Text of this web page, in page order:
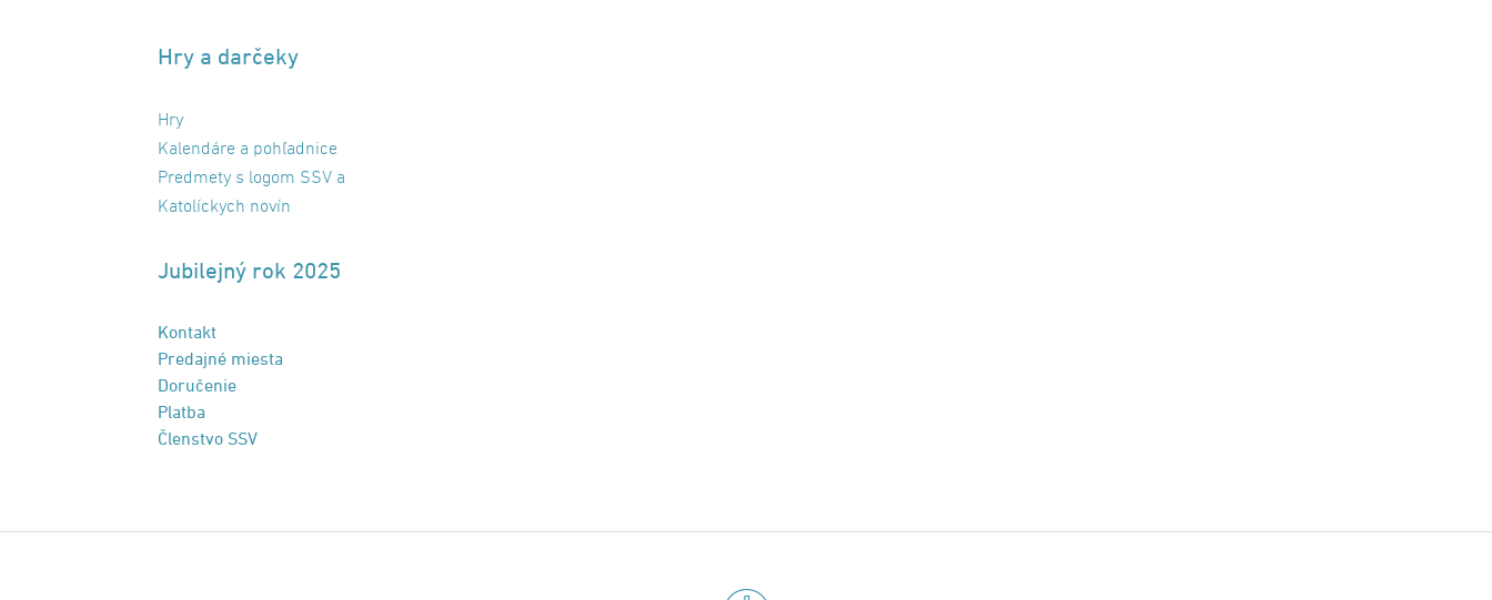
Hry a darčeky
Hry
Kalendáre a pohľadnice
Predmety s logom SSV a
Katolíckych novín
Jubilejný rok 2025
Kontakt
Predajné miesta
Doručenie
Platba
Členstvo SSV